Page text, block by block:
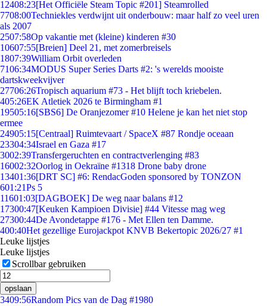
12408:23[Het Officiële Steam Topic #201] Steamrolled
7708:00Techniekles verdwijnt uit onderbouw: maar half zo veel uren
als 2007
2507:58Op vakantie met (kleine) kinderen #30
10607:55[Breien] Deel 21, met zomerbreisels
1807:39William Orbit overleden
7106:34MODUS Super Series Darts #2: 's werelds mooiste
dartskweekvijver
27706:26Tropisch aquarium #73 - Het blijft toch kriebelen.
405:26EK Atletiek 2026 te Birmingham #1
19505:16[SBS6] De Oranjezomer #10 Helene je kan het niet stop
ermee
24905:15[Centraal] Ruimtevaart / SpaceX #87 Rondje oceaan
23304:34Israel en Gaza #17
3002:39Transfergeruchten en contractverlenging #83
16002:32Oorlog in Oekraïne #1318 Drone baby drone
13401:36[DRT SC] #6: RendacGoden sponsored by TONZON
601:21Ps 5
11601:03[DAGBOEK] De weg naar balans #12
17300:47[Keuken Kampioen Divisie] #44 Vitesse mag weg
27300:44De Avondetappe #176 - Met Ellen ten Damme.
400:40Het gezellige Eurojackpot KNVB Bekertopic 2026/27 #1
Leuke lijstjes
Leuke lijstjes
Scrollbar gebruiken
opslaan
3409:56Random Pics van de Dag #1980